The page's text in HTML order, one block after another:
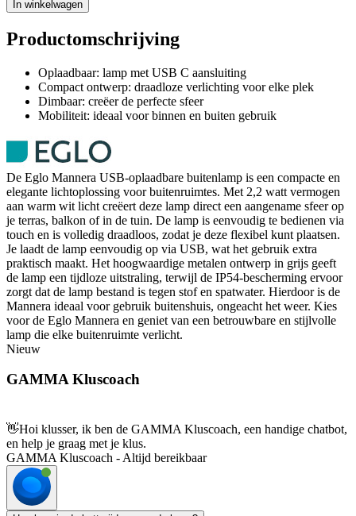
In winkelwagen
Productomschrijving
Oplaadbaar: lamp met USB C aansluiting
Compact ontwerp: draadloze verlichting voor elke plek
Dimbaar: creëer de perfecte sfeer
Mobiliteit: ideaal voor binnen en buiten gebruik
De Eglo Mannera USB-oplaadbare buitenlamp is een compacte en
elegante lichtoplossing voor buitenruimtes. Met 2,2 watt vermogen
aan warm wit licht creëert deze lamp direct een aangename sfeer op
je terras, balkon of in de tuin. De lamp is eenvoudig te bedienen via
touch en is volledig draadloos, zodat je deze flexibel kunt plaatsen.
Je laadt de lamp eenvoudig op via USB, wat het gebruik extra
praktisch maakt. Het hoogwaardige metalen ontwerp in grijs geeft
de lamp een tijdloze uitstraling, terwijl de IP54-bescherming ervoor
zorgt dat de lamp bestand is tegen stof en spatwater. Hierdoor is de
Mannera ideaal voor gebruik buitenshuis, ongeacht het weer. Kies
voor de Eglo Mannera en geniet van een betrouwbare en stijlvolle
lamp die elke buitenruimte verlicht.
Nieuw
GAMMA Kluscoach
👋Hoi klusser, ik ben de GAMMA Kluscoach, een handige chatbot,
en help je graag met je klus.
GAMMA Kluscoach - Altijd bereikbaar